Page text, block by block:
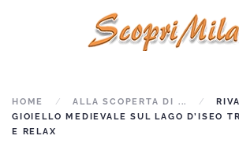
Skip to main content
HOME ALLA SCOPERTA DI ...
GIOIELLO MEDIEVALE SUL LAGO D’ISEO
E RELAX